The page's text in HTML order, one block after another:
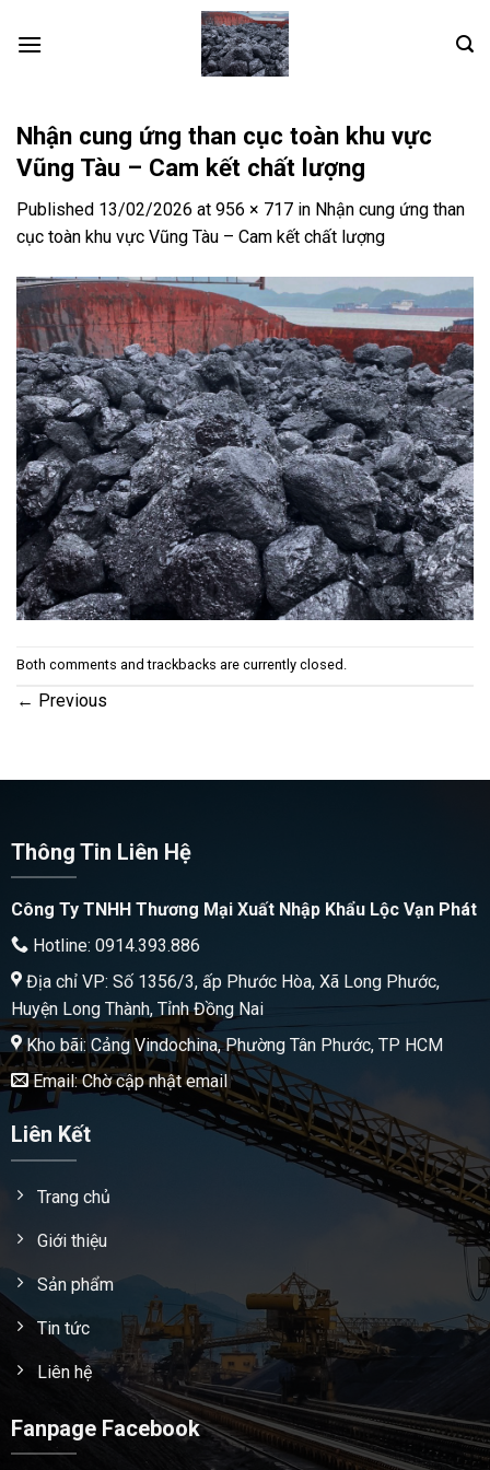
Nhận cung ứng than cục toàn khu vực
Vũng Tàu – Cam kết chất lượng
Published 13/02/2026 at 956 × 717 in Nhận cung ứng than
cục toàn khu vực Vũng Tàu – Cam kết chất lượng
Both comments and trackbacks are currently closed.
← Previous
Thông Tin Liên Hệ
Công Ty TNHH Thương Mại Xuất Nhập Khẩu Lộc Vạn Phát
Hotline: 0914.393.886
Địa chỉ VP: Số 1356/3, ấp Phước Hòa, Xã Long Phước,
Huyện Long Thành, Tỉnh Đồng Nai
Kho bãi: Cảng Vindochina, Phường Tân Phước, TP HCM
Email: Chờ cập nhật email
Liên Kết
Trang chủ
Giới thiệu
Sản phẩm
Tin tức
Liên hệ
Fanpage Facebook